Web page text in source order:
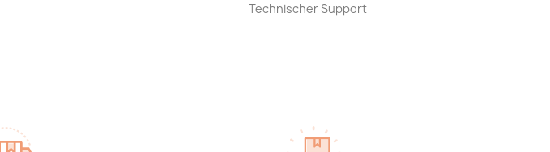
Technischer Support